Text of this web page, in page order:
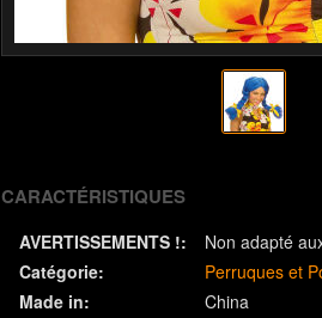
CARACTÉRISTIQUES
AVERTISSEMENTS !: Non adapté
Catégorie:
Perruques et
Made in:
China